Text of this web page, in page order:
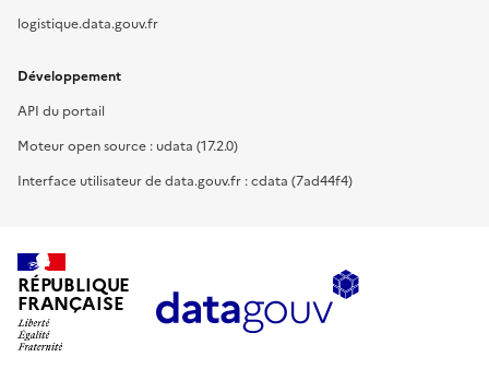
logistique.data.gouv.fr
Développement
API du portail
Moteur open source : udata (17.2.0)
Interface utilisateur de data.gouv.fr : cdata (7ad44f4)
RÉPUBLIQUE
FRANÇAISE